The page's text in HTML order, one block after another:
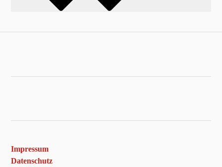
Impressum
Datenschutz